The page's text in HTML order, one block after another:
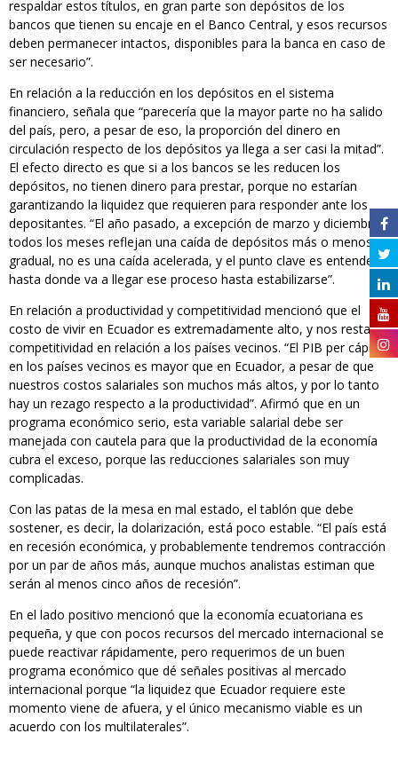
respaldar estos títulos, en gran parte son depósitos de los
bancos que tienen su encaje en el Banco Central, y esos recursos
deben permanecer intactos, disponibles para la banca en caso de
ser necesario”.
En relación a la reducción en los depósitos en el sistema
financiero, señala que “parecería que la mayor parte no ha salido
del país, pero, a pesar de eso, la proporción del dinero en
circulación respecto de los depósitos ya llega a ser casi la mitad”.
El efecto directo es que si a los bancos se les reducen los
depósitos, no tienen dinero para prestar, porque no estarían
garantizando la liquidez que requieren para responder ante los
depositantes. “El año pasado, a excepción de marzo y diciembre,
todos los meses reflejan una caída de depósitos más o menos
gradual, no es una caída acelerada, y el punto clave es entender
hasta donde va a llegar ese proceso hasta estabilizarse”.
En relación a productividad y competitividad mencionó que el
costo de vivir en Ecuador es extremadamente alto, y nos resta
competitividad en relación a los países vecinos. “El PIB per cápita
en los países vecinos es mayor que en Ecuador, a pesar de que
nuestros costos salariales son muchos más altos, y por lo tanto
hay un rezago respecto a la productividad”. Afirmó que en un
programa económico serio, esta variable salarial debe ser
manejada con cautela para que la productividad de la economía
cubra el exceso, porque las reducciones salariales son muy
complicadas.
Con las patas de la mesa en mal estado, el tablón que debe
sostener, es decir, la dolarización, está poco estable. “El país está
en recesión económica, y probablemente tendremos contracción
por un par de años más, aunque muchos analistas estiman que
serán al menos cinco años de recesión”.
En el lado positivo mencionó que la economía ecuatoriana es
pequeña, y que con pocos recursos del mercado internacional se
puede reactivar rápidamente, pero requerimos de un buen
programa económico que dé señales positivas al mercado
internacional porque “la liquidez que Ecuador requiere este
momento viene de afuera, y el único mecanismo viable es un
acuerdo con los multilaterales”.